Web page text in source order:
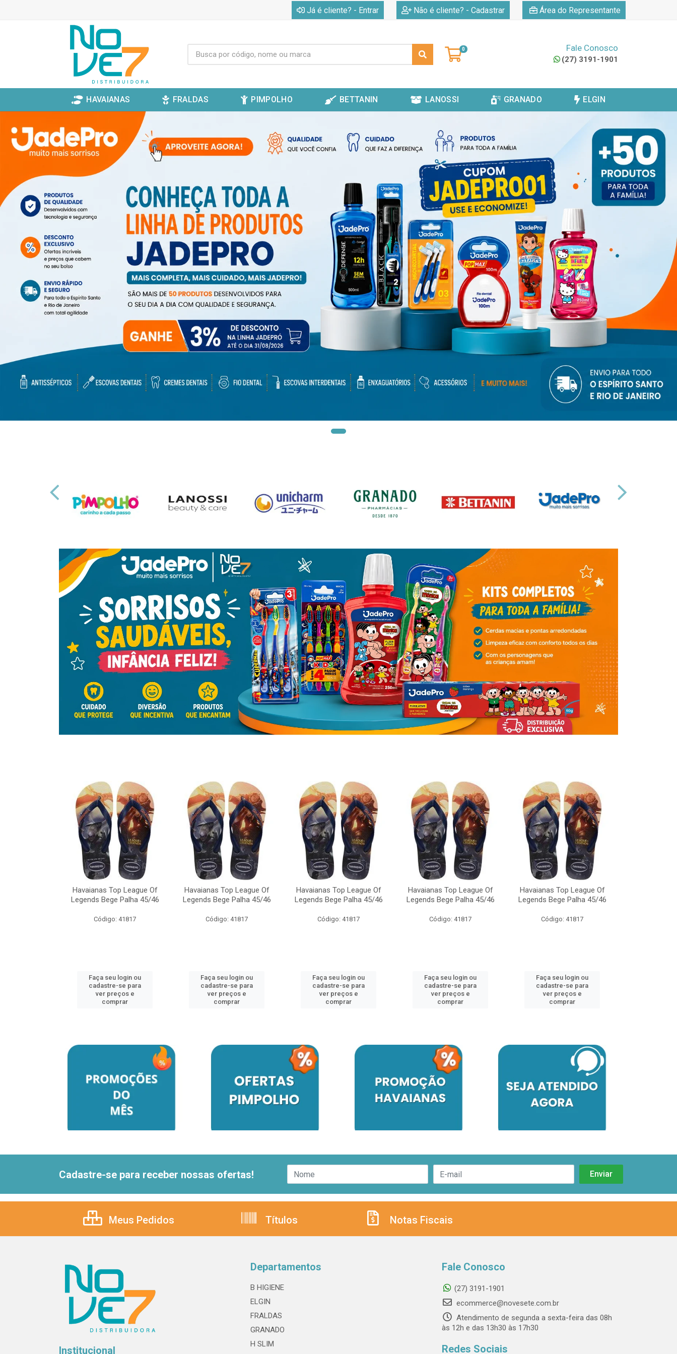
Já é cliente? - Entrar Não é cliente? - Cadastrar Área do Representante
0 Fale Conosco
(27) 3191-1901
HAVAIANAS FRALDAS PIMPOLHO BETTANIN LANOSSI GRANADO ELGIN
Havaianas Top League Of
Legends Bege Palha 45/46
Código: 41817
Faça seu login ou
cadastre-se para
ver preços e
comprar
Havaianas Top League Of
Legends Bege Palha 45/46
Código: 41817
Faça seu login ou
cadastre-se para
ver preços e
comprar
Havaianas Top League Of
Legends Bege Palha 45/46
Código: 41817
Faça seu login ou
cadastre-se para
ver preços e
comprar
Havaianas Top League Of
Legends Bege Palha 45/46
Código: 41817
Faça seu login ou
cadastre-se para
ver preços e
comprar
Havaianas Top League Of
Legends Bege Palha 45/46
Código: 41817
Faça seu login ou
cadastre-se para
ver preços e
comprar
Cadastre-se para receber nossas ofertas!
Meus Pedidos Títulos Notas Fiscais
Institucional
Departamentos
B HIGIENE
ELGIN
FRALDAS
GRANADO
H SLIM
Fale Conosco
(27) 3191-1901
ecommerce@novesete.com.br
Atendimento de segunda a sexta-feira das 08h
às 12h e das 13h30 às 17h30
Redes Sociais